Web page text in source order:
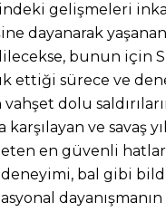
gelişmeleri
dayanarak
bunun için
ettiği sürece ve
vahşet dolu
karşılayan ve savaş
en güvenli
bal gibi